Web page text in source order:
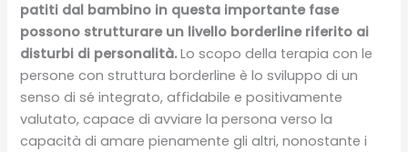
patiti dal bambino in questa importante fase
possono strutturare un livello borderline riferito ai
disturbi di personalità.Lo scopo della terapia con le
persone con struttura borderline è lo sviluppo di un
senso di sé integrato, affidabile e positivamente
valutato, capace di avviare la persona verso la
capacità di amare pienamente gli altri, nonostante i